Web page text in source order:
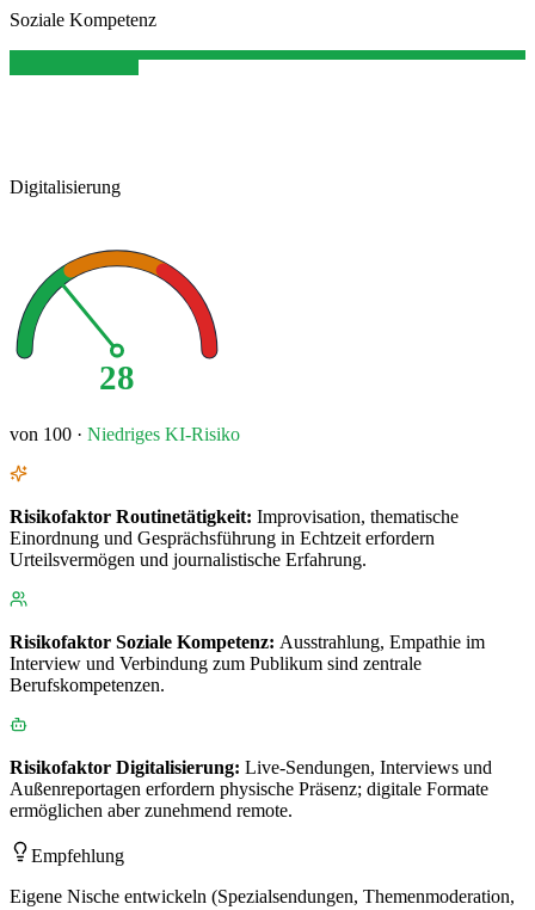
Soziale Kompetenz
Digitalisierung
28
von 100 · Niedriges KI-Risiko
Risikofaktor Routinetätigkeit: Improvisation, thematische
Einordnung und Gesprächsführung in Echtzeit erfordern
Urteilsvermögen und journalistische Erfahrung.
Risikofaktor Soziale Kompetenz: Ausstrahlung, Empathie im
Interview und Verbindung zum Publikum sind zentrale
Berufskompetenzen.
Risikofaktor Digitalisierung: Live-Sendungen, Interviews und
Außenreportagen erfordern physische Präsenz; digitale Formate
ermöglichen aber zunehmend remote.
Empfehlung
Eigene Nische entwickeln (Spezialsendungen, Themenmoderation,